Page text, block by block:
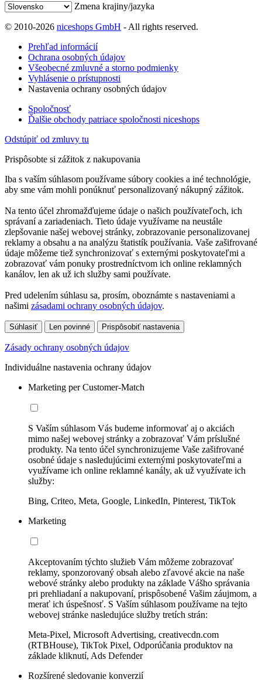
Zmena krajiny/jazyka
© 2010-2026 niceshops GmbH - All rights reserved.
Prehľad informácií
Ochrana osobných údajov
Všeobecné zmluvné a storno podmienky
Vyhlásenie o prístupnosti
Nastavenia ochrany osobných údajov
Spoločnosť
Ďalšie obchody patriace spoločnosti niceshops
Odstúpiť od zmluvy tu
Prispôsobte si zážitok z nakupovania
Iba s vaším súhlasom používame súbory cookies a iné technológie,
aby sme vám mohli ponúknuť personalizovaný nákupný zážitok.
Na tento účel zhromažďujeme údaje o našich používateľoch, ich
správaní a zariadeniach. Tieto údaje využívame na neustále
zlepšovanie našej webovej stránky, zobrazovanie personalizovanej
reklamy a obsahu a na analýzu štatistík používania. Vaše zašifrované
údaje môžeme tiež synchronizovať s externými poskytovateľmi a
zobrazovať vám ponuky prostredníctvom ich online reklamných
kanálov, len ak už ich služby sami používate.
Pred udelením súhlasu sa, prosím, oboznámte s nastaveniami a
našimi zásadami ochrany osobných údajov.
Súhlasiť Len povinné Prispôsobiť nastavenia
Zásady ochrany osobných údajov
Individuálne nastavenia ochrany údajov
Marketing per Customer-Match
S Vaším súhlasom Vás budeme informovať aj o akciách
mimo našej webovej stránky a zobrazovať Vám príslušné
produkty. Na tento účel synchronizujeme Vaše zašifrované
osobné údaje s nasledujúcimi externými poskytovateľmi a
využívame ich online reklamné kanály, ak už využívate ich
služby:
Bing, Criteo, Meta, Google, LinkedIn, Pinterest, TikTok
Marketing
Akceptovaním týchto služieb Vám môžeme zobrazovať
reklamy, sponzorovaný obsah alebo zľavové akcie na naše
webové stránky alebo produkty na základe Vášho správania
pri prehliadaní a nakupovaní, prispôsobené Vašim záujmom, a
merať ich úspešnosť. S Vaším súhlasom používame na tejto
webovej stránke nasledujúce služby tretích strán:
Meta-Pixel, Microsoft Advertising, creativecdn.com
(RTBHouse), TikTok Pixel, Odporúčania produktov na
základe kliknutí, Ads Defender
Rozšírené sledovanie konverzií